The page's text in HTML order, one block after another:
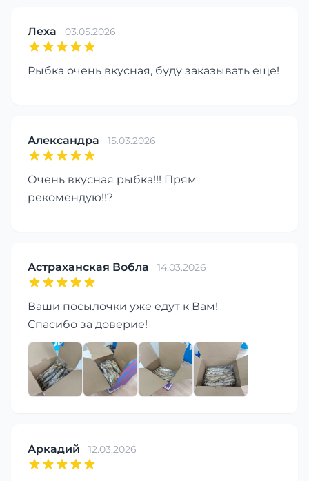
Леха 03.05.2026
Рыбка очень вкусная, буду заказывать еще!
Александра 15.03.2026
Очень вкусная рыбка!!! Прям
рекомендую!!?
Астраханская Вобла 14.03.2026
Ваши посылочки уже едут к Вам!
Спасибо за доверие!
Аркадий 12.03.2026